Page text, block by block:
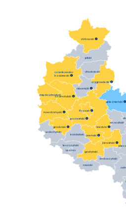
chodzieski
czarnkowsko
trzcianecki
gnieźnieński 
gostyński
grodziski
jarociński 
kościański
krotoszyński
leszczyński
międzychodzki
nowotomyski 
obornicki 
pilski
poznański 
rawicki
szamotulski
średzki 
śremski
wągrowiecki
wolsztyński
wrzesiński
złotowski 
Leszno
Poznań 